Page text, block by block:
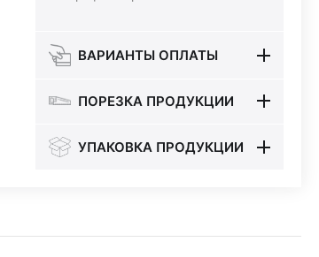
ВАРИАНТЫ ОПЛАТЫ
ПОРЕЗКА ПРОДУКЦИИ
УПАКОВКА ПРОДУКЦИИ